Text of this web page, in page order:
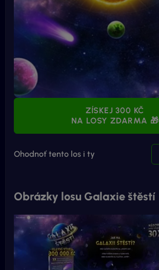
ZÍSKEJ 300 KČ
NA LOSY ZDARMA 🎁
Ohodnoť tento los i ty
Obrázky losu Galaxie štěstí